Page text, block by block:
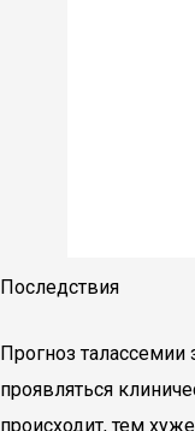
Последствия
Прогноз талассемии
проявляться
происходит, тем